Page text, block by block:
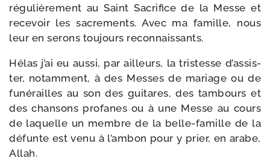
régu­liè­re­ment au Saint Sacrifice de la Messe et
rece­voir les sacre­ments. Avec ma famille, nous
leur en serons tou­jours reconnaissants.
Hélas j’ai eu aus­si, par ailleurs, la tris­tesse d’as­sis­
ter, notam­ment, à des Messes de mariage ou de
funé­railles au son des gui­tares, des tam­bours et
des chan­sons pro­fanes ou à une Messe au cours
de laquelle un membre de la belle-​famille de la
défunte est venu à l’am­bon pour y prier, en arabe,
Allah.